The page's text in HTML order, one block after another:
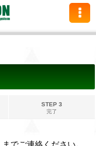
STEP 3
完了
までご連絡ください。